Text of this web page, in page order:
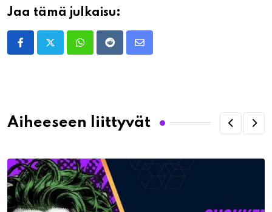
Jaa tämä julkaisu:
WhatsappRedditShare
Aiheeseen liittyvät